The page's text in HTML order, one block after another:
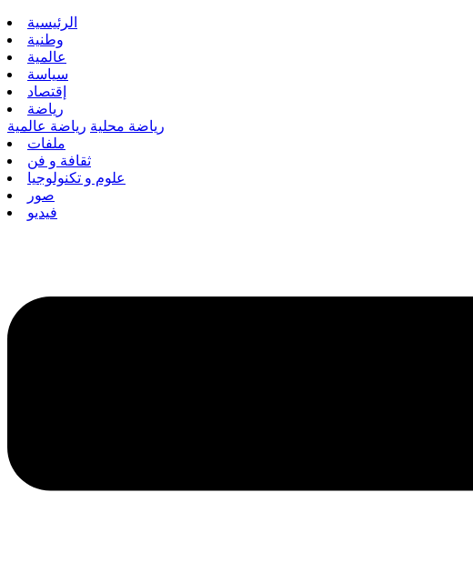
الرئيسية
وطنية
عالمية
سياسة
إقتصاد
رياضة
رياضة محلية رياضة عالمية
ملفات
ثقافة و فن
علوم و تكنولوجيا
صور
فيديو